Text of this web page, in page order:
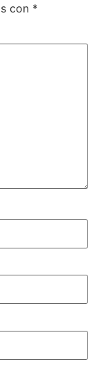
con *